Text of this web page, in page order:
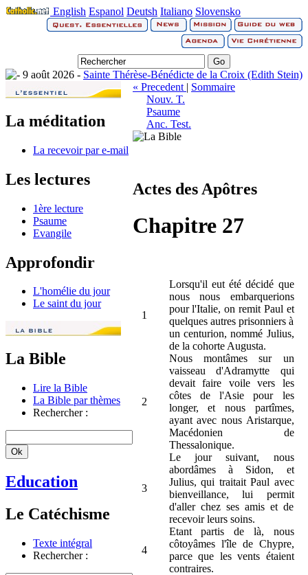
English Espanol Deutsh Italiano Slovensko
9 août 2026 - Sainte Thérèse-Bénédicte de la Croix (Edith Stein)
La méditation
La recevoir par e-mail
Les lectures
1ère lecture
Psaume
Evangile
Approfondir
L'homélie du jour
Le saint du jour
La Bible
Lire la Bible
La Bible par thèmes
Rechercher :
Education
Le Catéchisme
Texte intégral
Rechercher :
« Precedent | Sommaire
Nouv. T.
Psaume
Anc. Test.
Actes des Apôtres
Chapitre 27
1
Lorsqu'il eut été décidé que
nous nous embarquerions
pour l'Italie, on remit Paul et
quelques autres prisonniers à
un centurion, nommé Julius,
de la cohorte Augusta.
2
Nous montâmes sur un
vaisseau d'Adramytte qui
devait faire voile vers les
côtes de l'Asie pour les
longer, et nous partîmes,
ayant avec nous Aristarque,
Macédonien de
Thessalonique.
3
Le jour suivant, nous
abordâmes à Sidon, et
Julius, qui traitait Paul avec
bienveillance, lui permit
d'aller chez ses amis et de
recevoir leurs soins.
4
Etant partis de là, nous
côtoyâmes l'île de Chypre,
parce que les vents étaient
contraires.